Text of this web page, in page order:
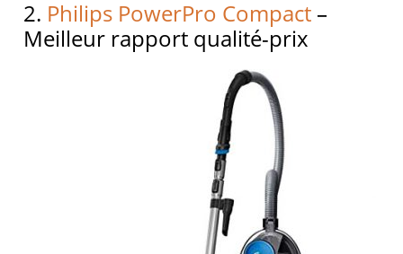
2. Philips PowerPro Compact –
Meilleur rapport qualité-prix